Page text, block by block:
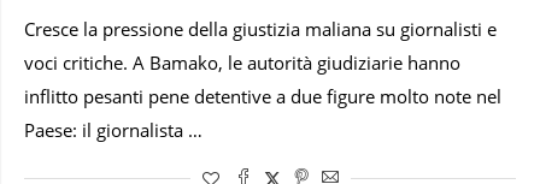
Cresce la pressione della giustizia maliana su giornalisti e
voci critiche. A Bamako, le autorità giudiziarie hanno
inflitto pesanti pene detentive a due figure molto note nel
Paese: il giornalista …